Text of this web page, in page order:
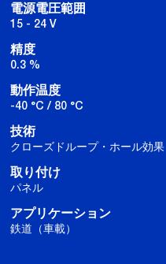
電源電圧範囲
15 - 24 V
精度
0.3 %
動作温度
-40 °C / 80 °C
技術
クローズドループ・ホール効果
取り付け
パネル
アプリケーション
鉄道（車載）